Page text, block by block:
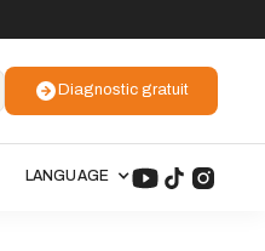
Diagnostic gratuit
LANGUAGE